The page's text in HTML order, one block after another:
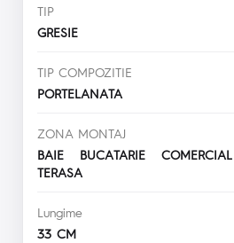
TIP
GRESIE
TIP COMPOZITIE
PORTELANATA
ZONA MONTAJ
BAIE BUCATARIE
TERASA
Lungime
33 CM